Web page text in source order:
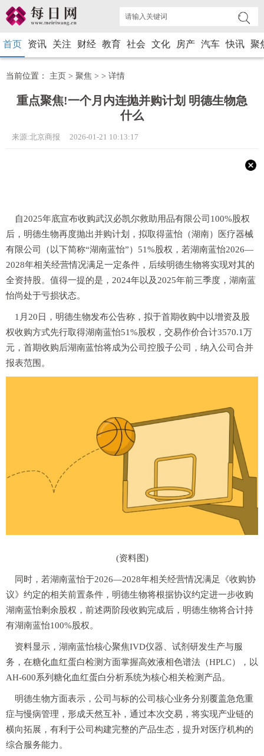
首页 资讯 关注 财经 教育 社会 文化 房产 汽车 快讯 聚
当前位置： 主页 > 聚焦 > > 详情
重点聚焦!一个月内连抛并购计划 明德生物急
什么
来源:北京商报 2026-01-21 10:13:17
自2025年底宣布收购武汉必凯尔救助用品有限公司100%股权
后，明德生物再度抛出并购计划，拟取得蓝怡（湖南）医疗器械
有限公司（以下简称“湖南蓝怡”）51%股权，若湖南蓝怡2026—
2028年相关经营情况满足一定条件，后续明德生物将实现对其的
全资持股。值得一提的是，2024年以及2025年前三季度，湖南蓝
怡尚处于亏损状态。
1月20日，明德生物发布公告称，拟于首期收购中以增资及股
权收购方式先行取得湖南蓝怡51%股权，交易作价合计3570.1万
元，首期收购后湖南蓝怡将成为公司控股子公司，纳入公司合并
报表范围。
(资料图)
同时，若湖南蓝怡于2026—2028年相关经营情况满足《收购协
议》约定的相关前置条件，明德生物将根据协议约定进一步收购
湖南蓝怡剩余股权，前述两阶段收购完成后，明德生物将合计持
有湖南蓝怡100%股权。
资料显示，湖南蓝怡核心聚焦IVD仪器、试剂研发生产与服
务，在糖化血红蛋白检测方面掌握高效液相色谱法（HPLC），以
AH-600系列糖化血红蛋白分析系统为核心相关检测产品。
明德生物方面表示，公司与标的公司核心业务分别覆盖急危重
症与慢病管理，形成天然互补，通过本次交易，将实现产业链的
横向拓展，有利于公司构建完整的产品生态，提升对医疗机构的
综合服务能力。